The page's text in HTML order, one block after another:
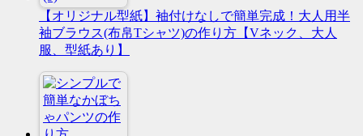
【オリジナル型紙】袖付けなしで簡単完成！大人用半
袖ブラウス(布帛Tシャツ)の作り方【Vネック、大人
服、型紙あり】